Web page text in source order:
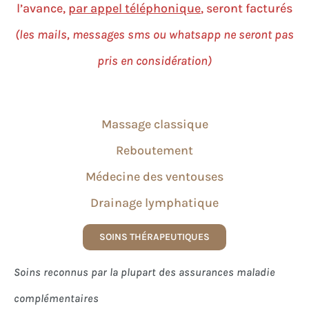
l’avance, par appel téléphonique, seront facturés
(les mails, messages sms ou whatsapp ne seront pas
pris en considération)
Massage classique
Reboutement
​Médecine des ventouses
Drainage lymphatique
SOINS THÉRAPEUTIQUES
Soins reconnus par la plupart des assurances maladie
complémentaires